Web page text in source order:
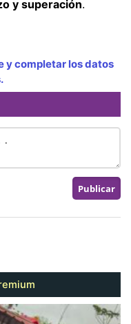
y superación.
y completar los datos